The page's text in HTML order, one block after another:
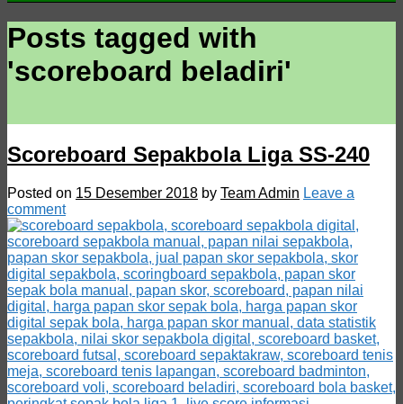
Posts tagged with
'scoreboard beladiri'
Scoreboard Sepakbola Liga SS-240
Posted on 15 Desember 2018 by Team Admin Leave a
comment